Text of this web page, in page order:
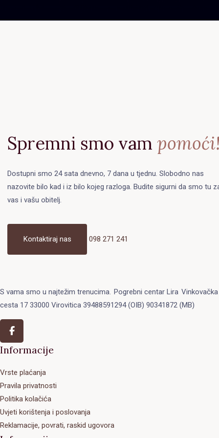
Spremni smo vam
Dostupni smo 24 sata dnevno, 7 dana u tjednu. Slobodno nas
nazovite bilo kad i iz bilo kojeg razloga. Budite sigurni da smo tu
vas i vašu obitelj.
Kontaktiraj nas 098 271 241
S vama smo u najtežim trenucima. Pogrebni centar Lira Vinkovačka
cesta 17 33000 Virovitica 39488591294 (OIB) 90341872 (MB)
Informacije
Vrste plaćanja
Pravila privatnosti
Politika kolačića
Uvjeti korištenja i poslovanja
Reklamacije, povrati, raskid ugovora